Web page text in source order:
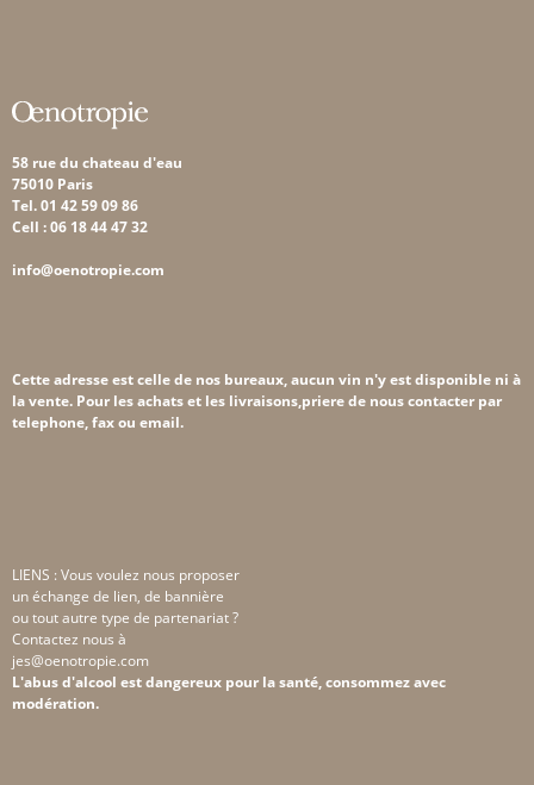
58 rue du chateau d'eau
75010 Paris
Tel. 01 42 59 09 86
Cell : 06 18 44 47 32
info@oenotropie.com
Cette adresse est celle de nos bureaux, aucun vin n'y est disponible ni à
la vente. Pour les achats et les livraisons,priere de nous contacter par
telephone, fax ou email.
LIENS : Vous voulez nous proposer
un échange de lien, de bannière
ou tout autre type de partenariat ?
Contactez nous à
jes@oenotropie.com
L'abus d'alcool est dangereux pour la santé, consommez avec
modération.